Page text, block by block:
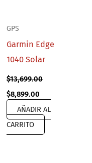
GPS
Garmin Edge
1040 Solar
$13,699.00
Original
price
was:
$13,699.00.
$8,899.00
price
is:
$8,899.00.
AÑADIR AL
CARRITO